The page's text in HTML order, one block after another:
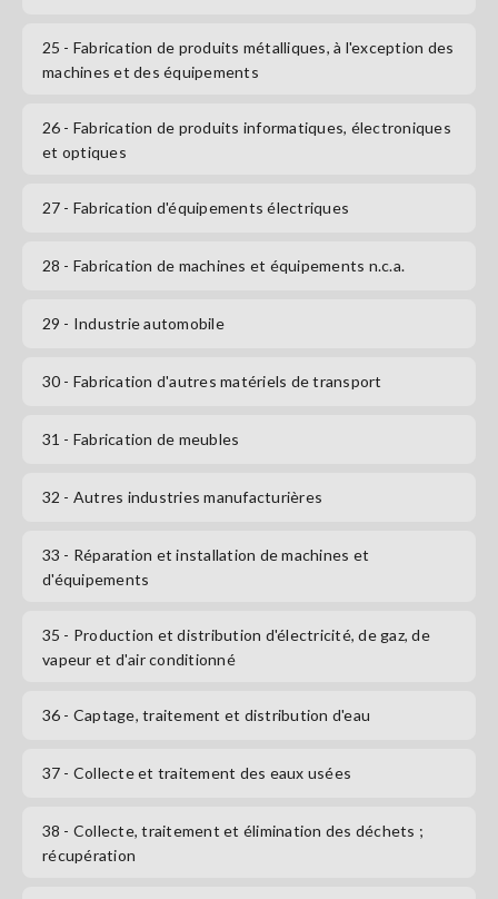
25 - Fabrication de produits métalliques, à l'exception des
machines et des équipements
26 - Fabrication de produits informatiques, électroniques
et optiques
27 - Fabrication d'équipements électriques
28 - Fabrication de machines et équipements n.c.a.
29 - Industrie automobile
30 - Fabrication d'autres matériels de transport
31 - Fabrication de meubles
32 - Autres industries manufacturières
33 - Réparation et installation de machines et
d'équipements
35 - Production et distribution d'électricité, de gaz, de
vapeur et d'air conditionné
36 - Captage, traitement et distribution d'eau
37 - Collecte et traitement des eaux usées
38 - Collecte, traitement et élimination des déchets ;
récupération